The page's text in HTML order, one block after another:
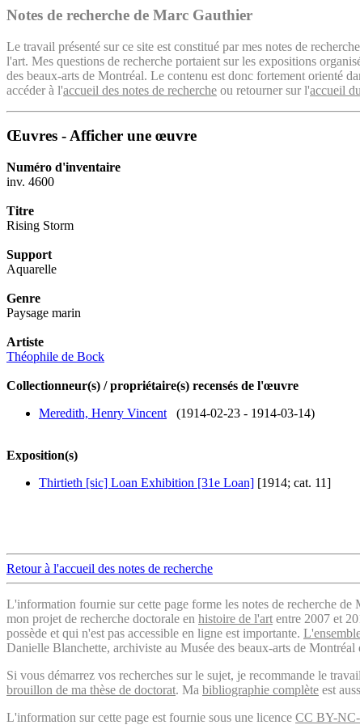
Notes de recherche de Marc Gauthier
Le travail présenté sur ce site est constitué par mes notes de
l'art. Mes questions de recherche portaient sur les expositions
des beaux-arts de Montréal. Le contenu est donc fortement orienté
accéder à l'accueil des notes de recherche ou retourner sur l'accueil
Œuvres - Afficher une œuvre
Numéro d'inventaire
inv. 4600
Titre
Rising Storm
Support
Aquarelle
Genre
Paysage marin
Artiste
Théophile de Bock
Collectionneur(s) / propriétaire(s) recensés de l'œuvre
Meredith, Henry Vincent (1914-02-23 - 1914-03-14)
Exposition(s)
Thirtieth [sic] Loan Exhibition [31e Loan] [1914; cat. 11]
Retour à l'accueil des notes de recherche
L'information fournie sur cette page forme les notes de recherche de
mon projet de recherche doctorale en histoire de l'art entre 2007 et
possède et qui n'est pas accessible en ligne est importante.
Danielle Blanchette, archiviste au Musée des beaux-arts de
Si vous démarrez vos recherches sur le sujet, je recommande le
brouillon de ma thèse de doctorat. Ma bibliographie complète est
L'information sur cette page est fournie sous une licence CC BY-